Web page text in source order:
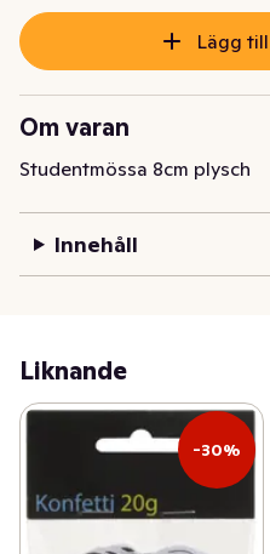
Lägg
Om varan
Studentmössa 8cm plysch
Innehåll
Liknande
-30%